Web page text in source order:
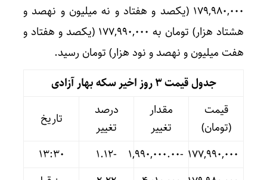
۱۷۹,۹۸۰,۰۰۰ (یکصد و هفتاد و نه میلیون و نهصد و
هشتاد هزار) تومان به ۱۷۷,۹۹۰,۰۰۰ (یکصد و هفتاد و
هفت میلیون و نهصد و نود هزار) تومان رسید.
جدول قیمت 3 روز اخیر سکه بهار آزادی
قیمت
(تومان)
مقدار
تغییر
درصد
تغییر
تاریخ
۱۷۷,۹۹۰,۰۰۰ -۱,۹۹۰,۰۰۰.۰۰ -۱.۱۲
13:30